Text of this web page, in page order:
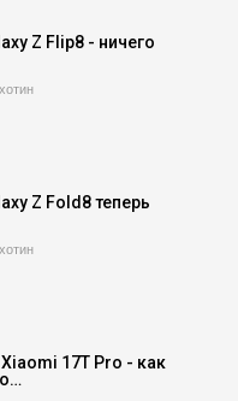
Z Flip8 - ничего
Z Fold8 теперь
17T Pro - как